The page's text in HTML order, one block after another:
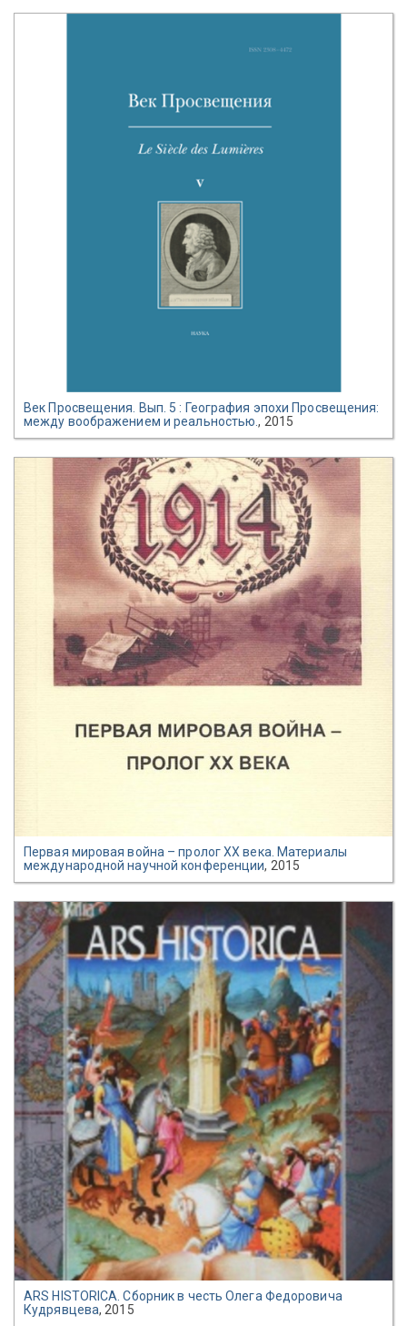
Век Просвещения. Вып. 5 : География эпохи Просвещения:
между воображением и реальностью., 2015
Первая мировая война – пролог ХХ века. Материалы
международной научной конференции, 2015
ARS HISTORICA. Сборник в честь Олега Федоровича
Кудрявцева, 2015